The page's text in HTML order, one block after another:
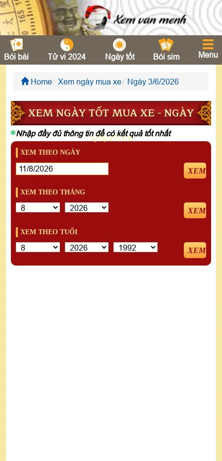
Bói bài Tử vi 2024 Ngày tốt Bói sim Menu
Home Xem ngày mua xe Ngày 3/6/2026
XEM NGÀY TỐT MUA XE - NGÀY
3/6/2026
Nhập đầy đủ thông tin để có kết quả tốt nhất
XEM THEO NGÀY
XEM
XEM THEO THÁNG
XEM
XEM THEO TUỔI
XEM